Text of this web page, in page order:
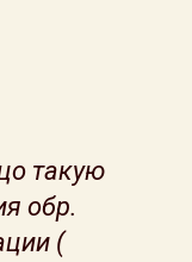
такую
обр.
(